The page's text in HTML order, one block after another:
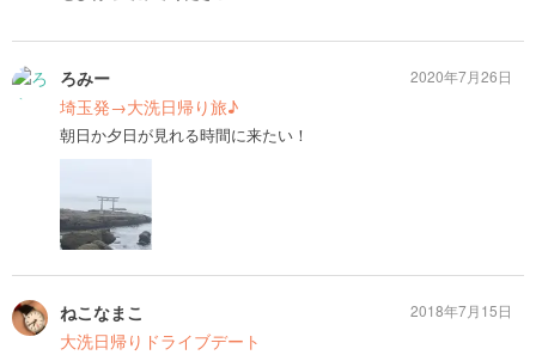
ろみー
埼玉発→大洗日帰り旅♪
朝日か夕日が見れる時間に来たい！
2020年7月26日
ねこなまこ
大洗日帰りドライブデート
2018年7月15日